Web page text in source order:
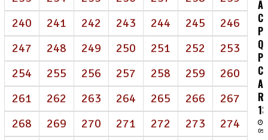
240
241 242 243 244 245
246
247
248 249 250 251 252
253
254
255 256 257 258 259
260
261
262 263 264 265 266
267
268
269 270 271 272 273
274
A
05/